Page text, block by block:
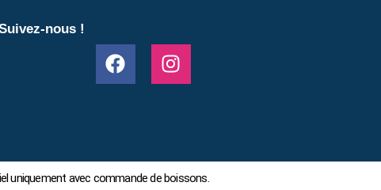
nous !
uniquement avec commande de boissons.